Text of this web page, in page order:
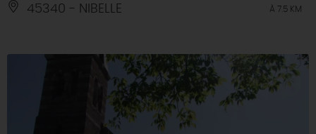
45340 - NIBELLE À 7.5 KM